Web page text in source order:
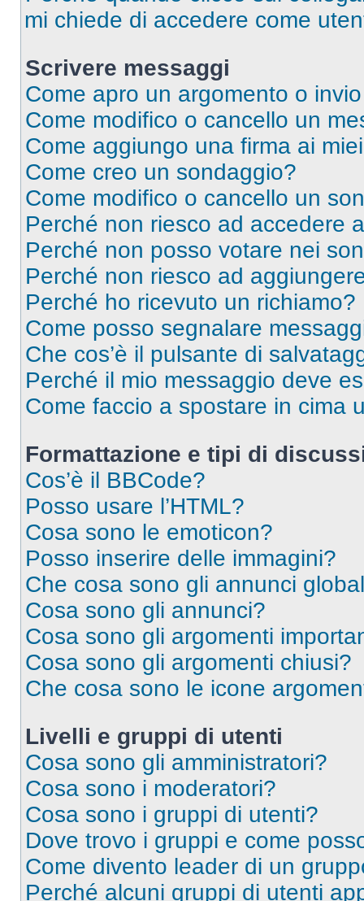
mi chiede di accedere come
Scrivere messaggi
Come apro un argomento o
Come modifico o cancello un
Come aggiungo una firma ai
Come creo un sondaggio?
Come modifico o cancello un
Perché non riesco ad accedere
Perché non posso votare nei
Perché non riesco ad
Perché ho ricevuto un richiamo?
Come posso segnalare
Che cos’è il pulsante di
Perché il mio messaggio deve
Come faccio a spostare in cima
Formattazione e tipi di
Cos’è il BBCode?
Posso usare l’HTML?
Cosa sono le emoticon?
Posso inserire delle immagini?
Che cosa sono gli annunci
Cosa sono gli annunci?
Cosa sono gli argomenti
Cosa sono gli argomenti chiusi?
Che cosa sono le icone
Livelli e gruppi di utenti
Cosa sono gli amministratori?
Cosa sono i moderatori?
Cosa sono i gruppi di utenti?
Dove trovo i gruppi e come
Come divento leader di un
Perché alcuni gruppi di utenti